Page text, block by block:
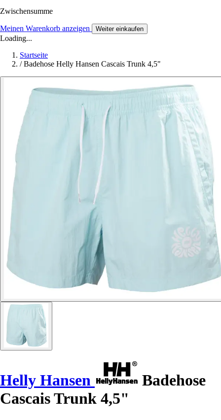
Zwischensumme
Meinen Warenkorb anzeigen Weiter einkaufen
Loading...
Startseite
/ Badehose Helly Hansen Cascais Trunk 4,5"
Helly Hansen
Badehose
Cascais Trunk 4,5"